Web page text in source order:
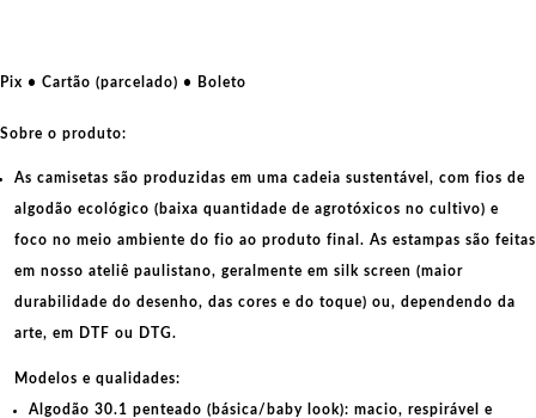
Pix • Cartão (parcelado) • Boleto
Sobre o produto:
As camisetas são produzidas em uma cadeia sustentável, com fios de
algodão ecológico (baixa quantidade de agrotóxicos no cultivo) e
foco no meio ambiente do fio ao produto final. As estampas são feitas
em nosso ateliê paulistano, geralmente em silk screen (maior
durabilidade do desenho, das cores e do toque) ou, dependendo da
arte, em DTF ou DTG.
Modelos e qualidades:
Algodão 30.1 penteado (básica/baby look): macio, respirável e